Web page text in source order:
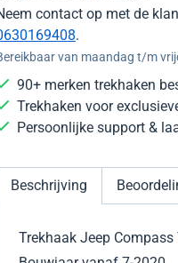
contact op met de
.
van maandag t/m
90+ merken trekhaken
Trekhaken voor
Persoonlijke support &
Beschrijving
Trekhaak Jeep